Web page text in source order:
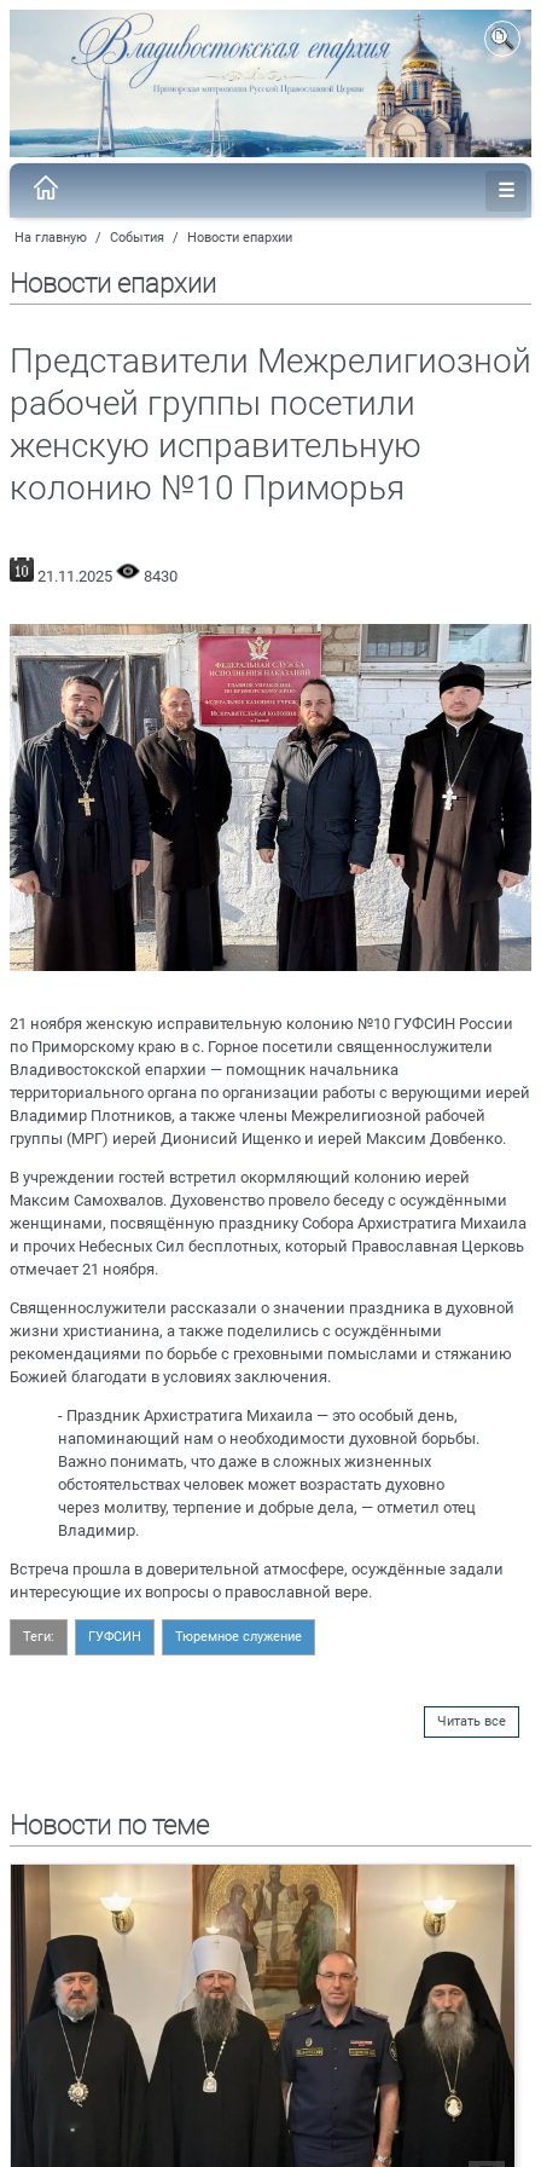
На главную / События / Новости епархии
Новости епархии
Представители Межрелигиозной
рабочей группы посетили
женскую исправительную
колонию №10 Приморья
21.11.2025 8430
21 ноября женскую исправительную колонию №10 ГУФСИН России
по Приморскому краю в с. Горное посетили священнослужители
Владивостокской епархии — помощник начальника
территориального органа по организации работы с верующими иерей
Владимир Плотников, а также члены Межрелигиозной рабочей
группы (МРГ) иерей Дионисий Ищенко и иерей Максим Довбенко.
В учреждении гостей встретил окормляющий колонию иерей
Максим Самохвалов. Духовенство провело беседу с осуждёнными
женщинами, посвящённую празднику Собора Архистратига Михаила
и прочих Небесных Сил бесплотных, который Православная Церковь
отмечает 21 ноября.
Священнослужители рассказали о значении праздника в духовной
жизни христианина, а также поделились с осуждёнными
рекомендациями по борьбе с греховными помыслами и стяжанию
Божией благодати в условиях заключения.
- Праздник Архистратига Михаила — это особый день,
напоминающий нам о необходимости духовной борьбы.
Важно понимать, что даже в сложных жизненных
обстоятельствах человек может возрастать духовно
через молитву, терпение и добрые дела, — отметил отец
Владимир.
Встреча прошла в доверительной атмосфере, осуждённые задали
интересующие их вопросы о православной вере.
Теги: ГУФСИН Тюремное служение
Читать все
Новости по теме